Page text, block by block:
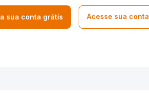
sua conta grátis Acesse sua conta